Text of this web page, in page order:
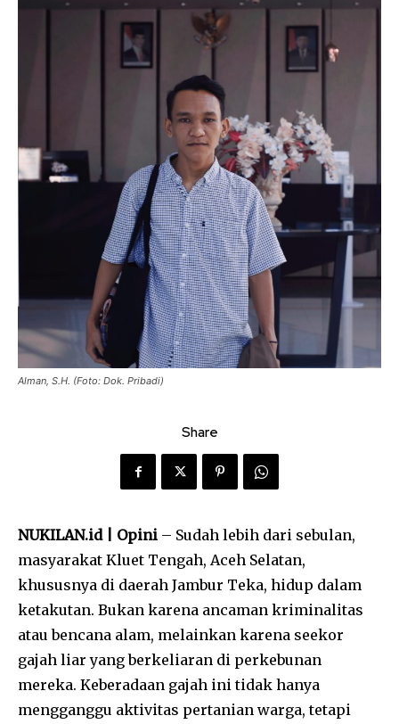
Alman, S.H. (Foto: Dok. Pribadi)
Share
NUKILAN.id | Opini – Sudah lebih dari sebulan,
masyarakat Kluet Tengah, Aceh Selatan,
khususnya di daerah Jambur Teka, hidup dalam
ketakutan. Bukan karena ancaman kriminalitas
atau bencana alam, melainkan karena seekor
gajah liar yang berkeliaran di perkebunan
mereka. Keberadaan gajah ini tidak hanya
mengganggu aktivitas pertanian warga, tetapi